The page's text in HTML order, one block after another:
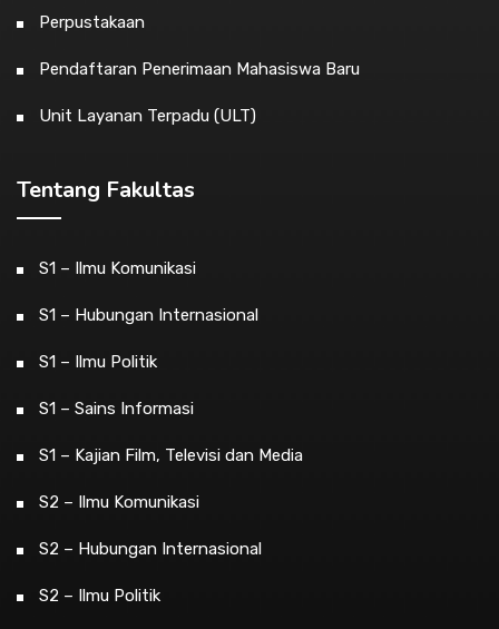
Perpustakaan
Pendaftaran Penerimaan Mahasiswa Baru
Unit Layanan Terpadu (ULT)
Tentang Fakultas
S1 – Ilmu Komunikasi
S1 – Hubungan Internasional
S1 – Ilmu Politik
S1 – Sains Informasi
S1 – Kajian Film, Televisi dan Media
S2 – Ilmu Komunikasi
S2 – Hubungan Internasional
S2 – Ilmu Politik